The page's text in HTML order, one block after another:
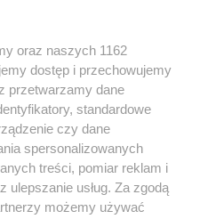
korzystania z portali
Skontaktuj sięz nami
oraz naszych 1162
dostęp i przechowujemy
przetwarzamy dane
standardowe
czy dane
spersonalizowanych
treści, pomiar reklam i
ulepszanie usług. Za zgodą
możemy używać